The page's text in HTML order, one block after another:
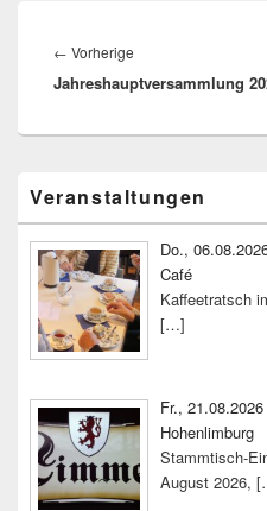
← Vorherige
Beitrag:
Jahreshauptversammlung
Seitenleisten-
Widgetbereich
Veranstaltungen
Do.,
Café
Kaffeetratsch
[…]
Fr.,
Hohenlimburg
Stammtisch-
August 2026,